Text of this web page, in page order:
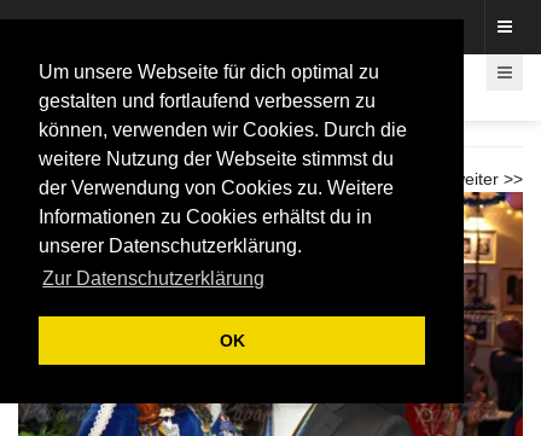
Um unsere Webseite für dich optimal zu
gestalten und fortlaufend verbessern zu
können, verwenden wir Cookies. Durch die
weitere Nutzung der Webseite stimmst du
der Verwendung von Cookies zu. Weitere
Informationen zu Cookies erhältst du in
unserer Datenschutzerklärung.
Zur Datenschutzerklärung
OK
Tollitätentreffen im Adler 2026
weiter >>
<< zurück